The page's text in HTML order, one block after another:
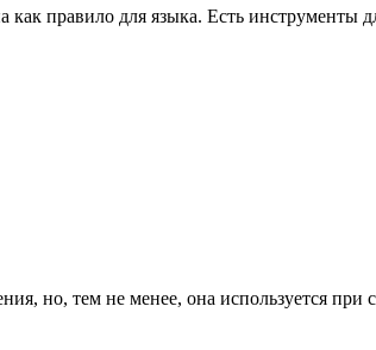
правило для языка. Есть инструменты
но, тем не менее, она используется